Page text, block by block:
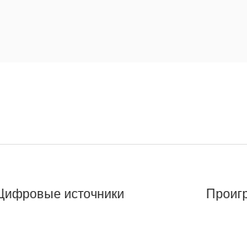
источники